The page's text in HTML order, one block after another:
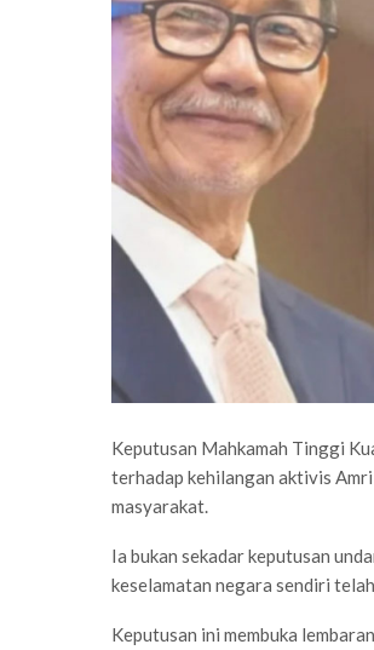
Keputusan Mahkamah Tinggi
terhadap kehilangan aktivis
masyarakat.
Ia bukan sekadar keputusan
keselamatan negara sendiri
Keputusan ini membuka